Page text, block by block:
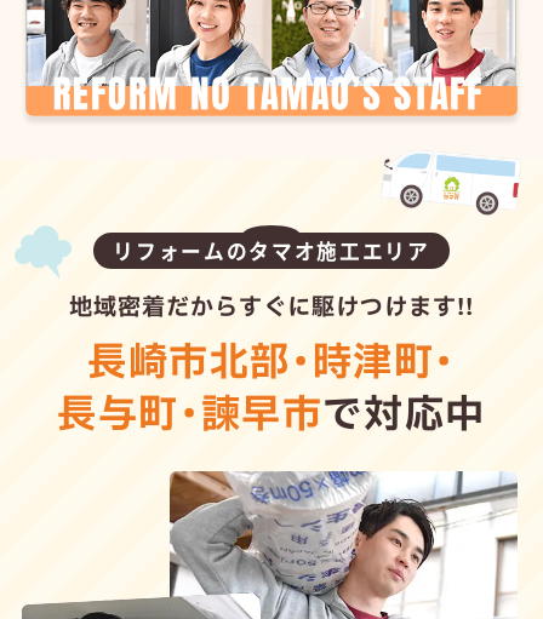
リフォームのタマオ施工エリア
地域密着だからすぐに駆けつけます!!
長崎市北部・時津町・
長与町・諫早市で対応中